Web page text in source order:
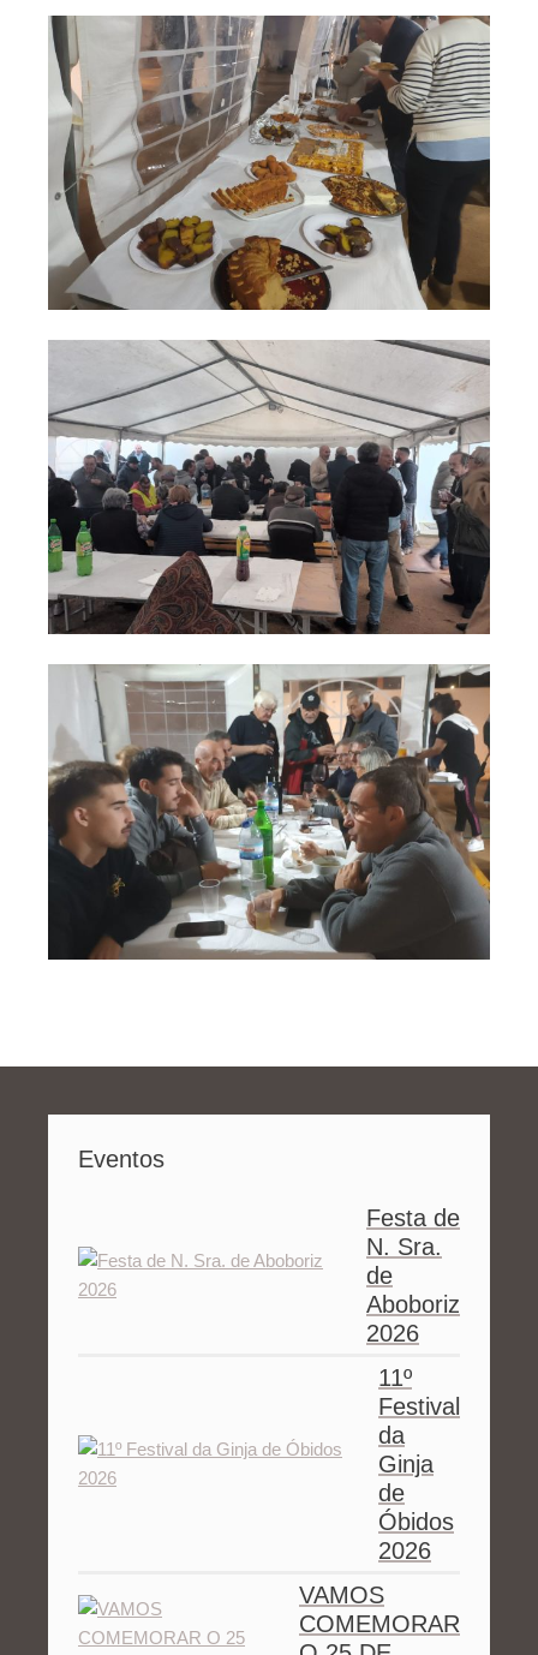
Eventos
Festa de
N. Sra.
de
Aboboriz
2026
11º
Festival
da
Ginja
de
Óbidos
2026
VAMOS
COMEMORAR